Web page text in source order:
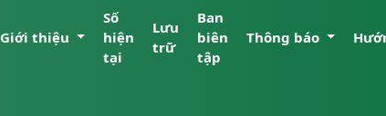
Giới thiệu
Số
hiện
tại
Lưu
trữ
Ban
biên
tập
Thông báo